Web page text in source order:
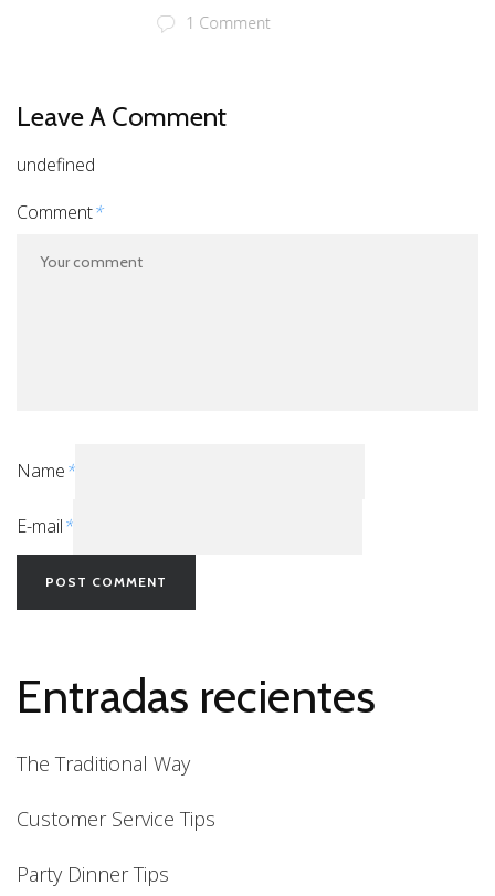
Leave A Comment
undefined
Comment*
Name*
E-mail*
Entradas recientes
The Traditional Way
Customer Service Tips
Party Dinner Tips